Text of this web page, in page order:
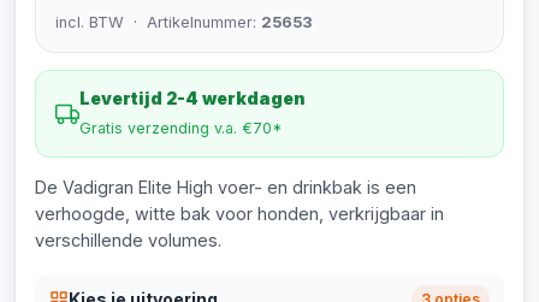
incl. BTW · Artikelnummer: 25653
Levertijd 2-4 werkdagen
Gratis verzending v.a. €70*
De Vadigran Elite High voer- en drinkbak is een
verhoogde, witte bak voor honden, verkrijgbaar in
verschillende volumes.